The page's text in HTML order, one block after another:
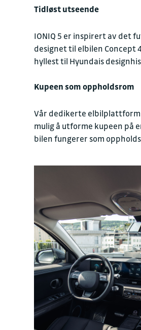
Tidløst utseende
IONIQ 5 er inspirert av det
designet til elbilen Concept
hyllest til Hyundais
Kupeen som oppholdsrom
Vår dedikerte
mulig å utforme kupeen på
bilen fungerer som